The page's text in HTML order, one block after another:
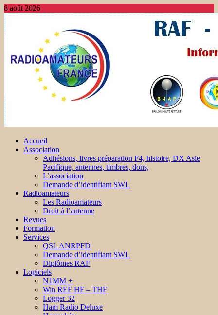
8 août 2026
Accueil
Association
Adhésions, livres préparation F4, histoire, DX Asie
Pacifique, antennes, timbres, dons,
L’association
Demande d’identifiant SWL
Radioamateurs
Les Radioamateurs
Droit à l’antenne
Revues
Formation
Services
QSL ANRPFD
Demande d’identifiant SWL
Diplômes RAF
Logiciels
N1MM +
Win REF HF – THF
Logger 32
Ham Radio Deluxe